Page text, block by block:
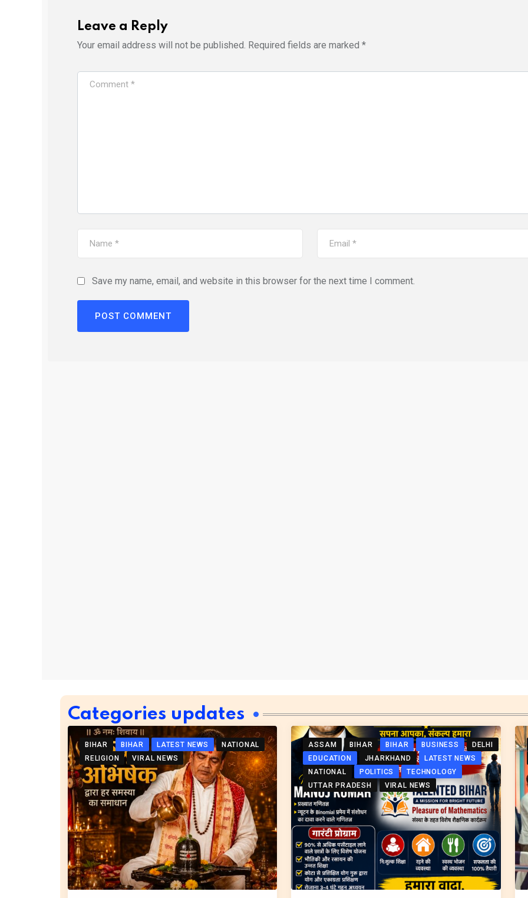
Leave a Reply
Your email address will not be published. Required fields are marked *
Save my name, email, and website in this browser for the next time I comment.
Categories updates
BIHAR BIHAR LATEST NEWS
NATIONAL
RELIGION
VIRAL NEWS
ASSAM BIHAR BIHAR BUSINESS
DELHI
EDUCATION
JHARKHAND
LATEST NEWS
NATIONAL
POLITICS
TECHNOLOGY
UTTAR PRADESH
VIRAL NEWS